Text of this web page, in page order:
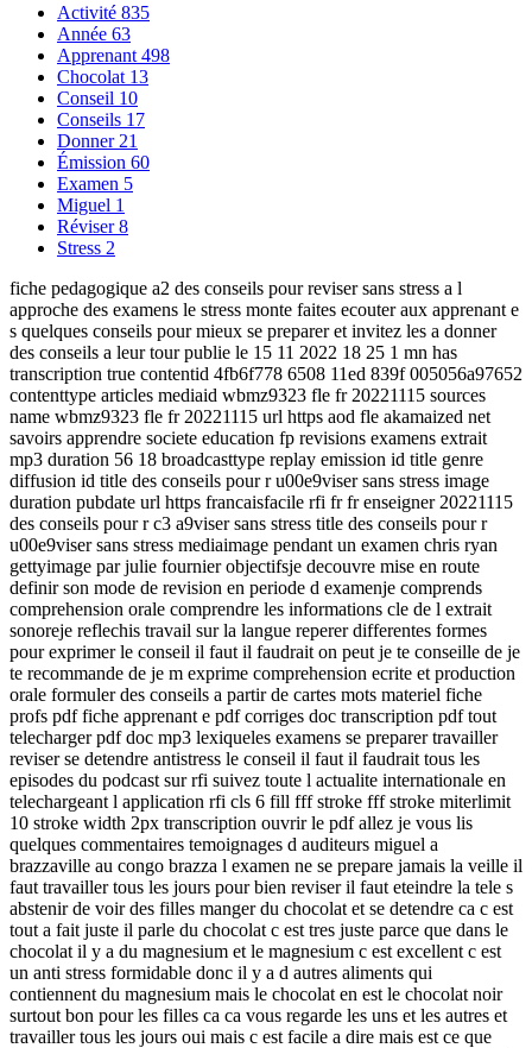
Activité 835
Année 63
Apprenant 498
Chocolat 13
Conseil 10
Conseils 17
Donner 21
Émission 60
Examen 5
Miguel 1
Réviser8
Stress 2
fiche pedagogique a2 des conseils pour reviser sans stress a l
approche des examens le stress monte faites ecouter aux apprenant e
s quelques conseils pour mieux se preparer et invitez les a donner
des conseils a leur tour publie le 15 11 2022 18 25 1 mn has
transcription true contentid 4fb6f778 6508 11ed 839f 005056a97652
contenttype articles mediaid wbmz9323 fle fr 20221115 sources
name wbmz9323 fle fr 20221115 url https aod fle akamaized net
savoirs apprendre societe education fp revisions examens extrait
mp3 duration 56 18 broadcasttype replay emission id title genre
diffusion id title des conseils pour r u00e9viser sans stress image
duration pubdate url https francaisfacile rfi fr fr enseigner 20221115
des conseils pour r c3 a9viser sans stress title des conseils pour r
u00e9viser sans stress mediaimage pendant un examen chris ryan
gettyimage par julie fournier objectifsje decouvre mise en route
definir son mode de revision en periode d examenje comprends
comprehension orale comprendre les informations cle de l extrait
sonoreje reflechis travail sur la langue reperer differentes formes
pour exprimer le conseil il faut il faudrait on peut je te conseille de je
te recommande de je m exprime comprehension ecrite et production
orale formuler des conseils a partir de cartes mots materiel fiche
profs pdf fiche apprenant e pdf corriges doc transcription pdf tout
telecharger pdf doc mp3 lexiqueles examens se preparer travailler
reviser se detendre antistress le conseil il faut il faudrait tous les
episodes du podcast sur rfi suivez toute l actualite internationale en
telechargeant l application rfi cls 6 fill fff stroke fff stroke miterlimit
10 stroke width 2px transcription ouvrir le pdf allez je vous lis
quelques commentaires temoignages d auditeurs miguel a
brazzaville au congo brazza l examen ne se prepare jamais la veille il
faut travailler tous les jours pour bien reviser il faut eteindre la tele s
abstenir de voir des filles manger du chocolat et se detendre ca c est
tout a fait juste il parle du chocolat c est tres juste parce que dans le
chocolat il y a du magnesium et le magnesium c est excellent c est
un anti stress formidable donc il y a d autres aliments qui
contiennent du magnesium mais le chocolat en est le chocolat noir
surtout bon pour les filles ca ca vous regarde les uns et les autres et
travailler tous les jours oui mais c est facile a dire mais est ce que